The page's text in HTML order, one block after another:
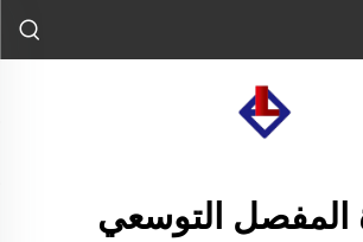
المفصل التوسعي